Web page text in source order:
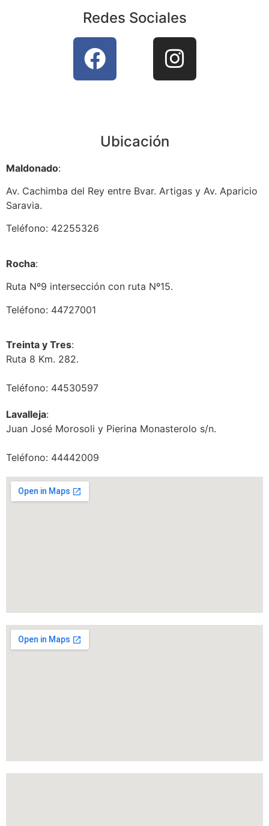
Redes Sociales
Ubicación
Maldonado:
Av. Cachimba del Rey entre Bvar. Artigas y Av. Aparicio
Saravia.
Teléfono: 42255326
Rocha:
Ruta Nº9 intersección con ruta Nº15.
Teléfono: 44727001
Treinta y Tres:
Ruta 8 Km. 282.
Teléfono: 44530597
Lavalleja:
Juan José Morosoli y Pierina Monasterolo s/n.
Teléfono: 44442009